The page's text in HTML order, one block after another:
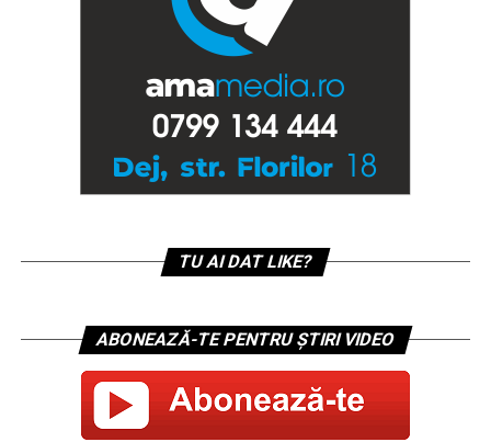
TU AI DAT LIKE?
ABONEAZĂ-TE PENTRU ȘTIRI VIDEO